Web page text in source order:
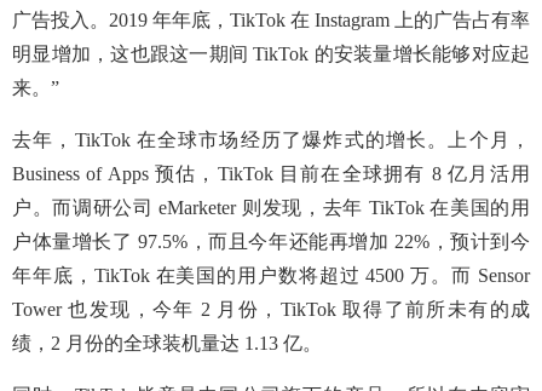
广告投入。2019 年年底，TikTok 在 Instagram 上的广告占有率
明显增加，这也跟这一期间 TikTok 的安装量增长能够对应起
来。”
去年，TikTok 在全球市场经历了爆炸式的增长。上个月，
Business of Apps 预估，TikTok 目前在全球拥有 8 亿月活用
户。而调研公司 eMarketer 则发现，去年 TikTok 在美国的用
户体量增长了 97.5%，而且今年还能再增加 22%，预计到今
年年底，TikTok 在美国的用户数将超过 4500 万。而 Sensor
Tower 也发现，今年 2 月份，TikTok 取得了前所未有的成
绩，2 月份的全球装机量达 1.13 亿。